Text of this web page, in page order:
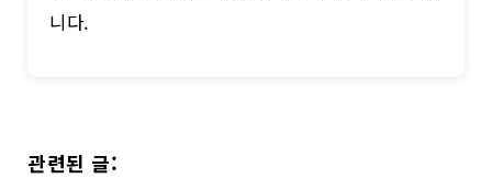
니다.
관련된 글: